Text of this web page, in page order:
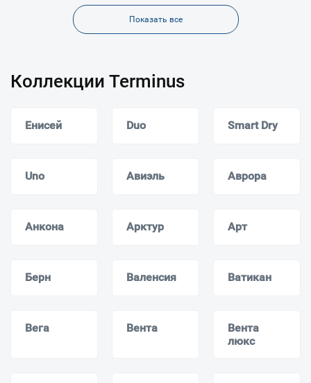
Показать все
Коллекции Terminus
Енисей Duo Smart Dry
Uno Авиэль Аврора
Анкона Арктур Арт
Берн Валенсия Ватикан
Вега Вента
Вента
люкс